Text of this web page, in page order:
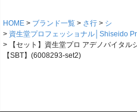
HOME ブランド一覧 さ行
シ
資生堂プロフェッショナル│Shiseido
【セット】資生堂プロ アデノバイタル
【SBT】(6008293-set2)